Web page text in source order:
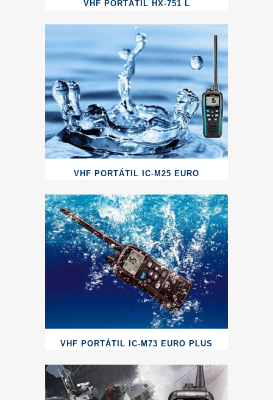
VHF PORTÁTIL HX-751 L
VHF PORTÁTIL IC-M25 EURO
VHF PORTÁTIL IC-M73 EURO PLUS